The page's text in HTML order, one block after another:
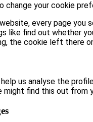
change your cookie
every page you
like find out whether
the cookie left there
us analyse the
find this out from